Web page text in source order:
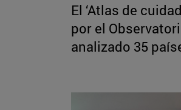
El ‘Atlas de
por el
analizado 35